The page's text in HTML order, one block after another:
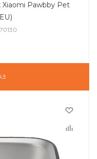
Pawbby Pet